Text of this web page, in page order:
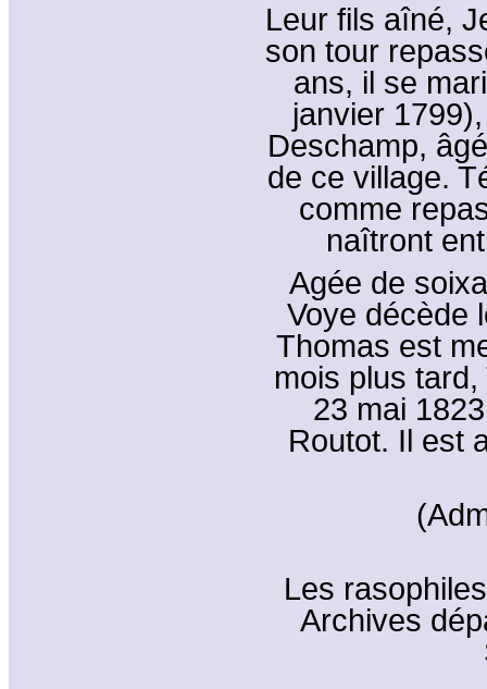
Leur fils aîné,
son tour
ans, il se
janvier
Deschamp,
de ce village.
comme
naîtront
Agée de
Voye décède
Thomas est
mois plus
23 mai
Routot. Il est
Les
Archives